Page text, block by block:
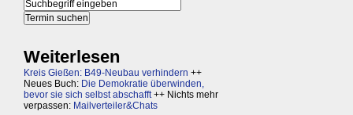
Weiterlesen
Kreis Gießen: B49-Neubau verhindern ++
Neues Buch: Die Demokratie überwinden,
bevor sie sich selbst abschafft++ Nichts mehr
verpassen: Mailverteiler&Chats